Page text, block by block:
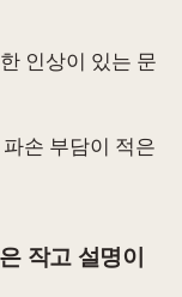
인상이 있는 문
손 부담이 적은
작고 설명이